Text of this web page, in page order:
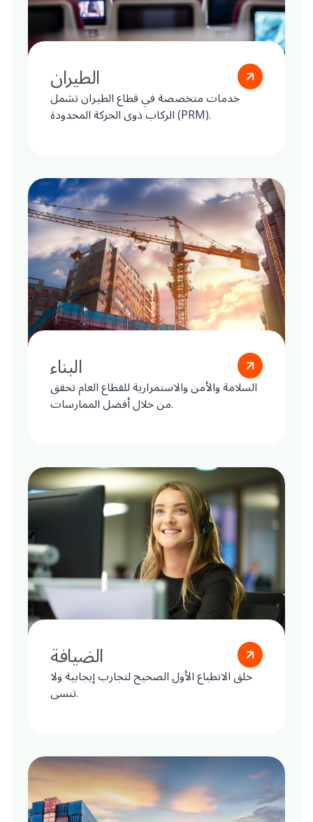
الطيران
خدمات متخصصة في قطاع الطيران تشمل
الركاب ذوي الحركة المحدودة (PRM).
البناء
السلامة والأمن والاستمرارية للقطاع العام تحقق
من خلال أفضل الممارسات.
الضيافة
خلق الانطباع الأول الصحيح لتجارب إيجابية ولا
تنسى.